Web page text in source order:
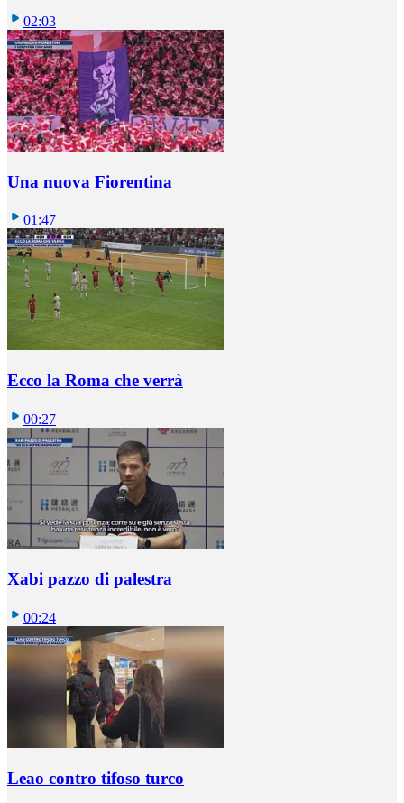
02:03
Una nuova Fiorentina
01:47
Ecco la Roma che verrà
00:27
Xabi pazzo di palestra
00:24
Leao contro tifoso turco